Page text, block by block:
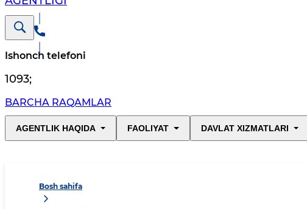
Ishonch telefoni
1093;
BARCHA RAQAMLAR
AGENTLIK HAQIDA FAOLIYAT DAVLAT XIZMATLARI
Bosh sahifa